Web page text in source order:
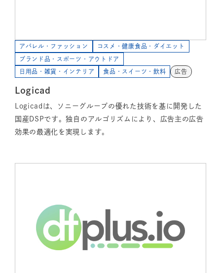
アパレル・ファッション コスメ・健康食品・ダイエット
ブランド品・スポーツ・アウトドア
日用品・雑貨・インテリア 食品・スイーツ・飲料 広告
Logicad
Logicadは、ソニーグループの優れた技術を基に開発した
国産DSPです。独自のアルゴリズムにより、広告主の広告
効果の最適化を実現します。